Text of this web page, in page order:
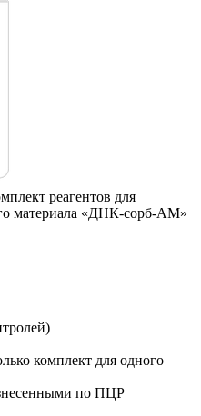
реагентов для
материала «ДНК-сорб-АМ»